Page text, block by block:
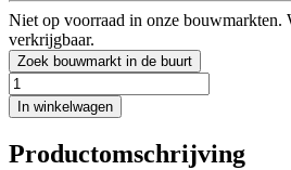
Niet op voorraad in onze bouwmarkten.
verkrijgbaar.
Zoek bouwmarkt in de buurt
In winkelwagen
Productomschrijving